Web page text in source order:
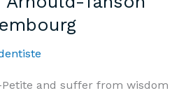
Petite and suffer from wisdom